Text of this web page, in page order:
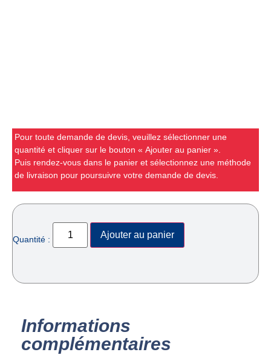
Pour toute demande de devis, veuillez sélectionner une
quantité et cliquer sur le bouton « Ajouter au panier ».
Puis rendez-vous dans le panier et sélectionnez une méthode
de livraison pour poursuivre votre demande de devis.
Quantité : Ajouter au panier
Informations
complémentaires